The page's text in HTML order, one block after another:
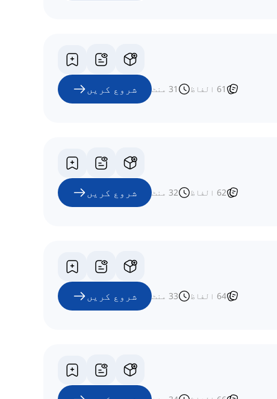
61 الفاظ 31 منٹ شروع کریں
62 الفاظ 32 منٹ شروع کریں
64 الفاظ 33 منٹ شروع کریں